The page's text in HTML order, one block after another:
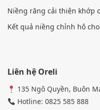
Niềng răng cải thiện khớp
Kết quả niềng chỉnh hô
Liên hệ Oreli
135 Ngô Quyền, Buôn
Hotline: 0825 585 888